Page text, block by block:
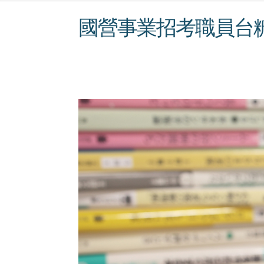
國營事業招考職員